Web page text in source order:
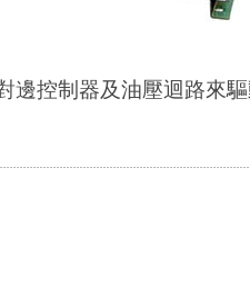
控制器及油壓迴路來驅